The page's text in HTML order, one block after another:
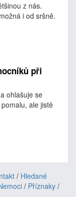
z nás.
i od sršně.
při
ohlašuje se
ale jistě
/ Hledané
/ Příznaky /